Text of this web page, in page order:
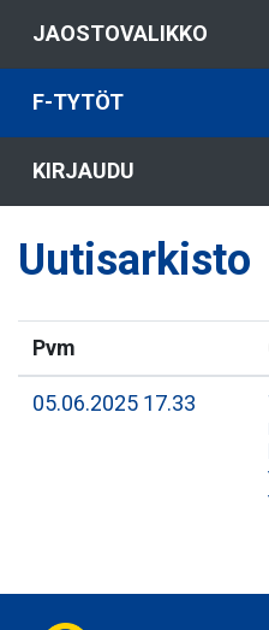
JAOSTOVALIKKO
F-TYTÖT
KIRJAUDU
Uutisarkisto
Pvm
05.06.2025 17.33